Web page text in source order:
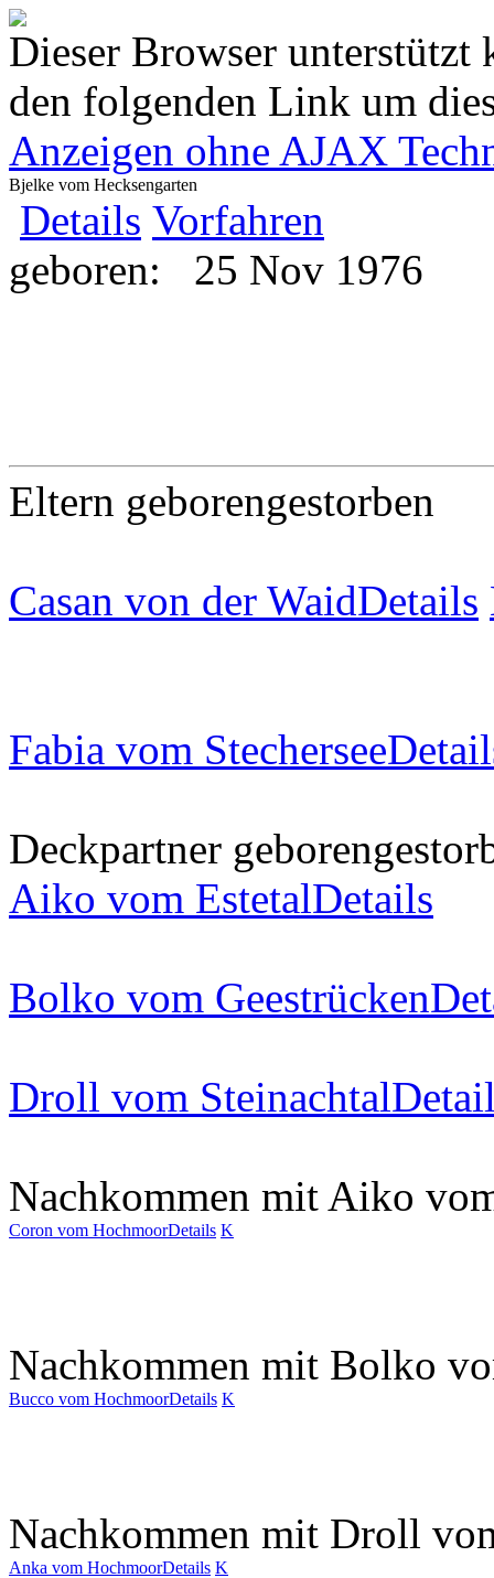
Dieser Browser
den folgenden Link um
Anzeigen ohne AJAX
Bjelke vom Hecksengarten
Details Vorfahren
geboren:
25 Nov 1976
Eltern geborengestorben
Casan von der WaidDetails
Fabia vom Stechersee
Deckpartner geboren
Aiko vom EstetalDetails
Bolko vom Geestrücken
Droll vom Steinachtal
Nachkommen mit Aiko
Coron vom HochmoorDetails K
Nachkommen mit Bolko
Bucco vom HochmoorDetails K
Nachkommen mit Droll
Anka vom HochmoorDetails K